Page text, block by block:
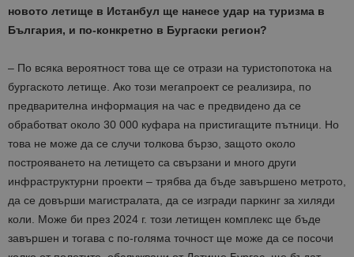
новото летище в Истанбул ще нанесе удар на туризма в
България, и по-конкретно в Бургаски регион?
– По всяка вероятност това ще се отрази на туристопотока на
бургаското летище. Ако този мегапроект се реализира, по
предварителна информация на час е предвидено да се
обработват около 30 000 куфара на пристигащите пътници. Но
това не може да се случи толкова бързо, защото около
построяването на летището са свързани и много други
инфраструктурни проекти – трябва да бъде завършено метрото,
да се довърши магистралата, да се изгради паркинг за хиляди
коли. Може би през 2024 г. този летищен комплекс ще бъде
завършен и тогава с по-голяма точност ще може да се посочи